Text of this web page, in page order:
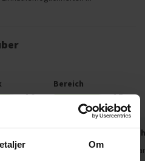
Om
4,6
Bereich
4,7
herrlich
Freddy
Ärgerlich